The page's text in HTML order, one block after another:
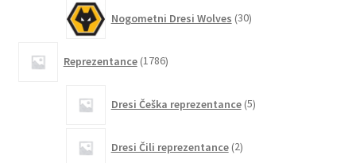
Nogometni Dresi Wolves 30izdelkov
Reprezentance 1786izdelkov
Dresi Češka reprezentance 5izdelkov
Dresi Čili reprezentance 2izdelka